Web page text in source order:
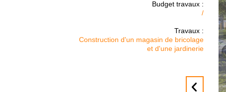
Budget travaux :
/
Travaux :
Construction d'un magasin de bricolage
et d'une jardinerie